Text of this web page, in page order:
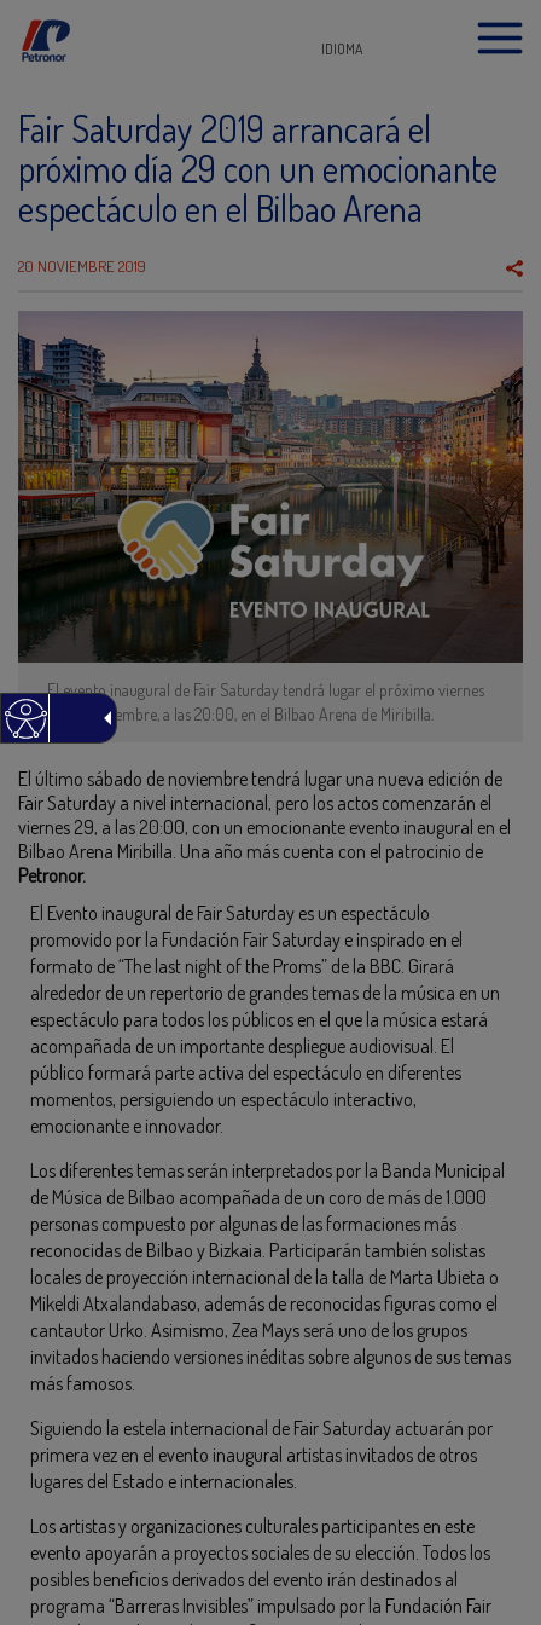
IDIOMA
Fair Saturday 2019 arrancará el
próximo día 29 con un emocionante
espectáculo en el Bilbao Arena
20 NOVIEMBRE 2019
El evento inaugural de Fair Saturday tendrá lugar el próximo viernes
29 de noviembre, a las 20:00, en el Bilbao Arena de Miribilla.
El último sábado de noviembre tendrá lugar una nueva edición de
Fair Saturday a nivel internacional, pero los actos comenzarán el
viernes 29, a las 20:00, con un emocionante evento inaugural en el
Bilbao Arena Miribilla. Una año más cuenta con el patrocinio de
Petronor.
El Evento inaugural de Fair Saturday es un espectáculo
promovido por la Fundación Fair Saturday e inspirado en el
formato de “The last night of the Proms” de la BBC. Girará
alrededor de un repertorio de grandes temas de la música en un
espectáculo para todos los públicos en el que la música estará
acompañada de un importante despliegue audiovisual. El
público formará parte activa del espectáculo en diferentes
momentos, persiguiendo un espectáculo interactivo,
emocionante e innovador.
Los diferentes temas serán interpretados por la Banda Municipal
de Música de Bilbao acompañada de un coro de más de 1.000
personas compuesto por algunas de las formaciones más
reconocidas de Bilbao y Bizkaia. Participarán también solistas
locales de proyección internacional de la talla de Marta Ubieta o
Mikeldi Atxalandabaso, además de reconocidas figuras como el
cantautor Urko. Asimismo, Zea Mays será uno de los grupos
invitados haciendo versiones inéditas sobre algunos de sus temas
más famosos.
Siguiendo la estela internacional de Fair Saturday actuarán por
primera vez en el evento inaugural artistas invitados de otros
lugares del Estado e internacionales.
Los artistas y organizaciones culturales participantes en este
evento apoyarán a proyectos sociales de su elección. Todos los
posibles beneficios derivados del evento irán destinados al
programa “Barreras Invisibles” impulsado por la Fundación Fair